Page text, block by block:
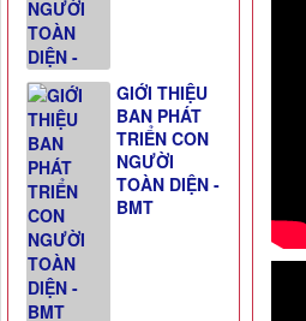
GIỚI THIỆU
BAN PHÁT
TRIỂN CON
NGƯỜI
TOÀN DIỆN -
BMT